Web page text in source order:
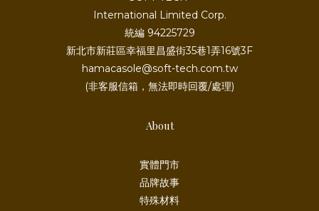
International Limited Corp.
統編 94225729
新北市新莊區幸福里昌盛街35巷1弄16號3F
hamacasole@soft-tech.com.tw
(非客服信箱，無法即時回覆/處理)
About
實體門市
品牌故事
特殊材料